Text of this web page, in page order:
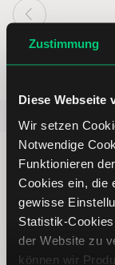
Zustimmung
Diese Webseite
Wir setzen
Notwendige
Funktionieren
Cookies ein, die
gewisse
Statistik-
der Website zu
können wir
Immer